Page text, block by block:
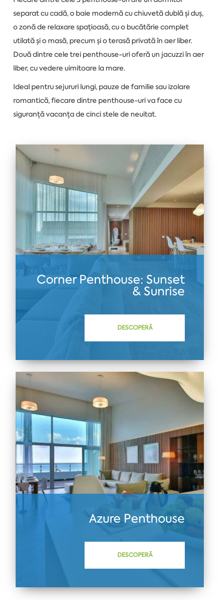
separat cu cadă, o baie modernă cu chiuvetă dublă și duș,
o zonă de relaxare spațioasă, cu o bucătărie complet
utilată și o masă, precum și o terasă privată în aer liber.
Două dintre cele trei penthouse-uri oferă un jacuzzi în aer
liber, cu vedere uimitoare la mare.
Ideal pentru sejururi lungi, pauze de familie sau izolare
romantică, fiecare dintre penthouse-uri va face cu
siguranță vacanța de cinci stele de neuitat.
Corner Penthouse: Sunset
& Sunrise
DESCOPERĂ
Azure Penthouse
DESCOPERĂ